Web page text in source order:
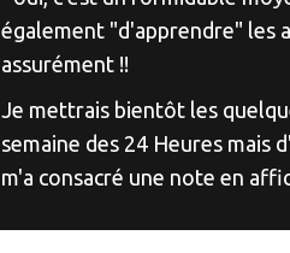
également "d'apprendre" les
assurément !!
Je mettrais bientôt les
semaine des 24 Heures mais
m'a consacré une note en